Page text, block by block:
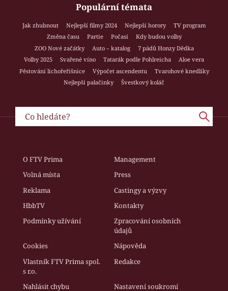
Populární témata
Jak zhubnout Nejlepší filmy 2024 Nejlepší horory
TV program
Změna času
Partie Počasí
Kdy budou volby
ZOO Nové začátky
Auto – katalog
7 pádů Honzy Dědka
Volby 2025
Svařené víno Tatarák podle Pohlreicha
Aloe vera
Pěstování lichořeřišnice
Výpočet ascendentu
Tvarohové knedlíky
Nejlepší palačinky
Švestkový koláč
O FTV Prima
Management
Volná místa
Press
Reklama
Castingy a výzvy
HbbTV
Kontakty
Podmínky užívání
Zpracování osobních
údajů
Cookies
Nápověda
Vlastník FTV Prima spol.
s r.o.
Redakce
Nahlásit chybu Nastavení soukromí